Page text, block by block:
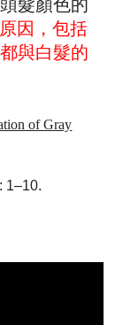
髮顏色的
因，包括
與白髮的
of Gray
1–10.